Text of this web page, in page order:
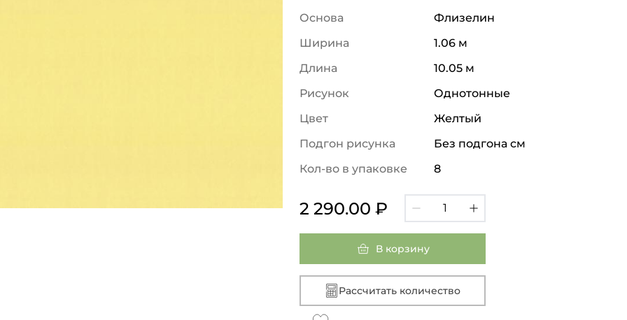
Основа
Флизелин
Ширина
1.06 м
Длина
10.05 м
Рисунок
Однотонные
Цвет
Желтый
Подгон рисунка
Без подгона см
Кол-во в упаковке
8
2 290.00 ₽
В корзину
Рассчитать количество